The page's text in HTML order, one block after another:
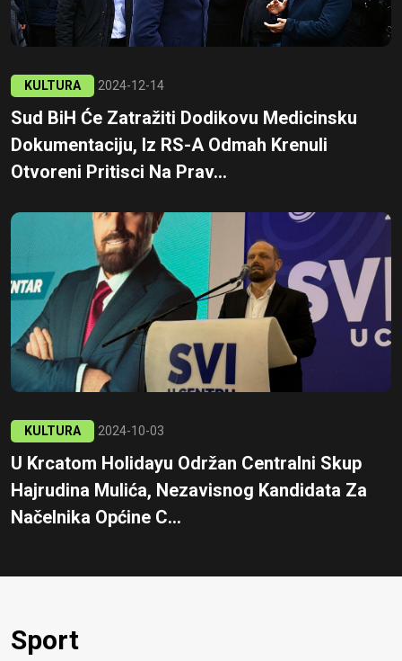
KULTURA 2024-12-14
Sud BiH Će Zatražiti Dodikovu Medicinsku
Dokumentaciju, Iz RS-A Odmah Krenuli
Otvoreni Pritisci Na Prav...
KULTURA 2024-10-03
U Krcatom Holidayu Održan Centralni Skup
Hajrudina Mulića, Nezavisnog Kandidata Za
Načelnika Općine C...
Sport